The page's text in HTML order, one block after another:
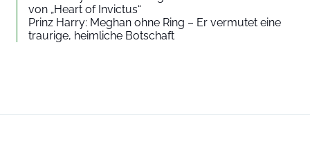
von „Heart of Invictus“
Prinz Harry: Meghan ohne Ring – Er vermutet eine
traurige, heimliche Botschaft